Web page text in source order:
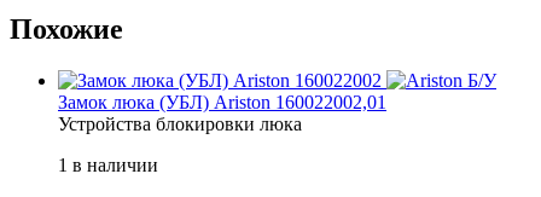
Похожие
Б/У
Замок люка (УБЛ) Ariston 160022002,01
Устройства блокировки люка
1 в наличии